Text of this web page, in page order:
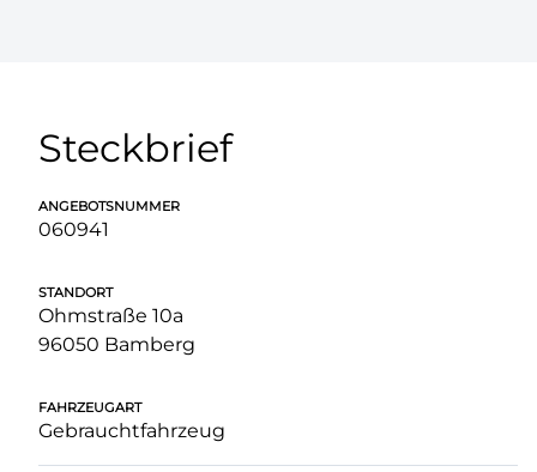
Steckbrief
ANGEBOTSNUMMER
060941
STANDORT
Ohmstraße 10a
96050 Bamberg
FAHRZEUGART
Gebrauchtfahrzeug